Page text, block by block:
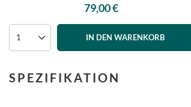
79,00 €
IN DEN WARENKORB
SPEZIFIKATION